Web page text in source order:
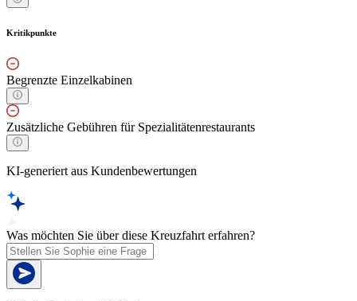
Kritikpunkte
Begrenzte Einzelkabinen
Zusätzliche Gebühren für Spezialitätenrestaurants
KI-generiert aus Kundenbewertungen
Was möchten Sie über diese Kreuzfahrt erfahren?